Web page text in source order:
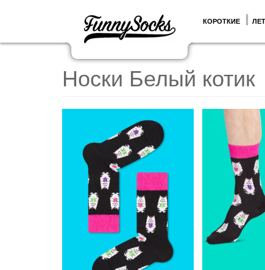
КОРОТКИЕ
Носки Белый котик